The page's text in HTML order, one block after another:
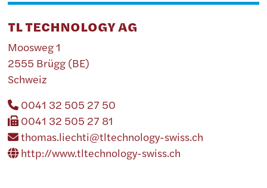
TL TECHNOLOGY AG
Moosweg 1
2555 Brügg (BE)
Schweiz
0041 32 505 27 50
0041 32 505 27 81
thomas.liechti@tltechnology-swiss.ch
http://www.tltechnology-swiss.ch